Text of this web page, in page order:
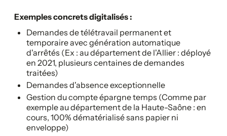
Exemples concrets digitalisés :
Demandes de télétravail permanent et
temporaire avec génération automatique
d'arrêtés (Ex : au département de l'Allier : déployé
en 2021, plusieurs centaines de demandes
traitées)
Demandes d'absence exceptionnelle
Gestion du compte épargne temps (Comme par
exemple au département de la Haute-Saône : en
cours, 100% dématérialisé sans papier ni
enveloppe)